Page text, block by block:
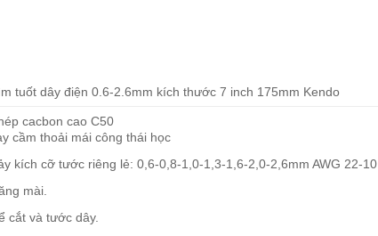
tuốt dây điện 0.6-2.6mm kích thước 7 inch 175mm Kendo
cacbon cao C50
cầm thoải mái công thái học
kích cỡ tước riêng lẻ: 0,6-0,8-1,0-1,3-1,6-2,0-2,6mm AWG 22-10
mài.
cắt và tước dây.